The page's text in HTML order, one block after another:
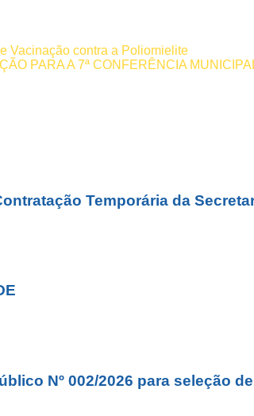
Vacinação contra a Poliomielite
PARA A 7ª CONFERÊNCIA
Temporária da
Nº 002/2026 para seleção